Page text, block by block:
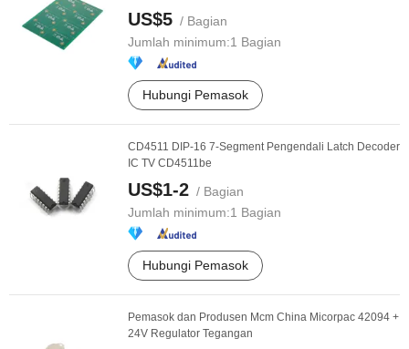
US$5 / Bagian
Jumlah minimum:1 Bagian
Hubungi Pemasok
CD4511 DIP-16 7-Segment Pengendali Latch Decoder
IC TV CD4511be
US$1-2 / Bagian
Jumlah minimum:1 Bagian
Hubungi Pemasok
Pemasok dan Produsen Mcm China Micorpac 42094 +
24V Regulator Tegangan